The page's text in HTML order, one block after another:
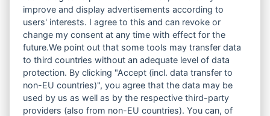
exkl. 19 % MwSt.
zzgl.Versandkosten
TEMPEO® 6500 FRESH Drehstuhl
694,00 €
improve and display advertisements according to
users' interests. I agree to this and can revoke or
change my consent at any time with effect for the
future.We point out that some tools may transfer data
to third countries without an adequate level of data
protection. By clicking "Accept (incl. data transfer to
non-EU countries)", you agree that the data may be
used by us as well as by the respective third-party
providers (also from non-EU countries). You can, of